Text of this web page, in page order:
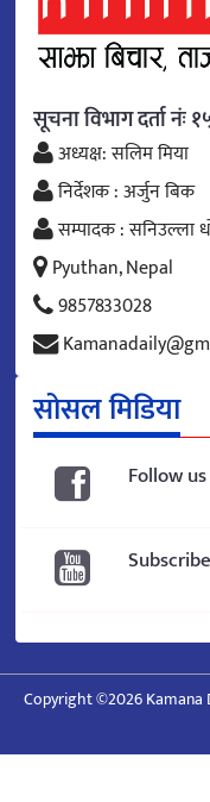
सूचना विभाग दर्ता
अध्यक्ष: सलिम मिया
निर्देशक : अर्जुन बिक
सम्पादक : सनिउल्ला
Pyuthan, Nepal
9857833028
सोसल मिडिया
Follow
Copyright ©2026 Kamana